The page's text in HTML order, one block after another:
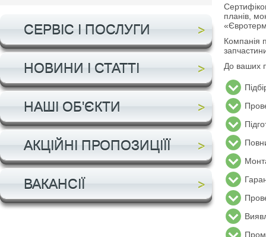
СЕРВІС І ПОСЛУГИ
НОВИНИ І СТАТТІ
НАШІ ОБ'ЄКТИ
АКЦІЙНІ ПРОПОЗИЦІЇЇ
ВАКАНСІЇ
планів,
«Євротерм
Компанія
До ваших